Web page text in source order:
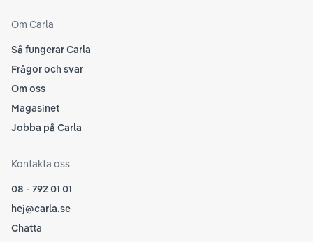
Om Carla
Så fungerar Carla
Frågor och svar
Om oss
Magasinet
Jobba på Carla
Kontakta oss
08 - 792 01 01
hej@carla.se
Chatta